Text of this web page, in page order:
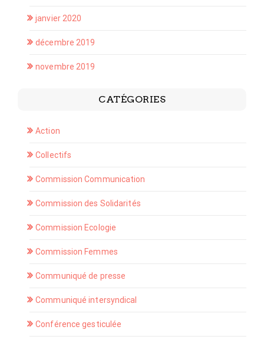
janvier 2020
décembre 2019
novembre 2019
CATÉGORIES
Action
Collectifs
Commission Communication
Commission des Solidarités
Commission Ecologie
Commission Femmes
Communiqué de presse
Communiqué intersyndical
Conférence gesticulée